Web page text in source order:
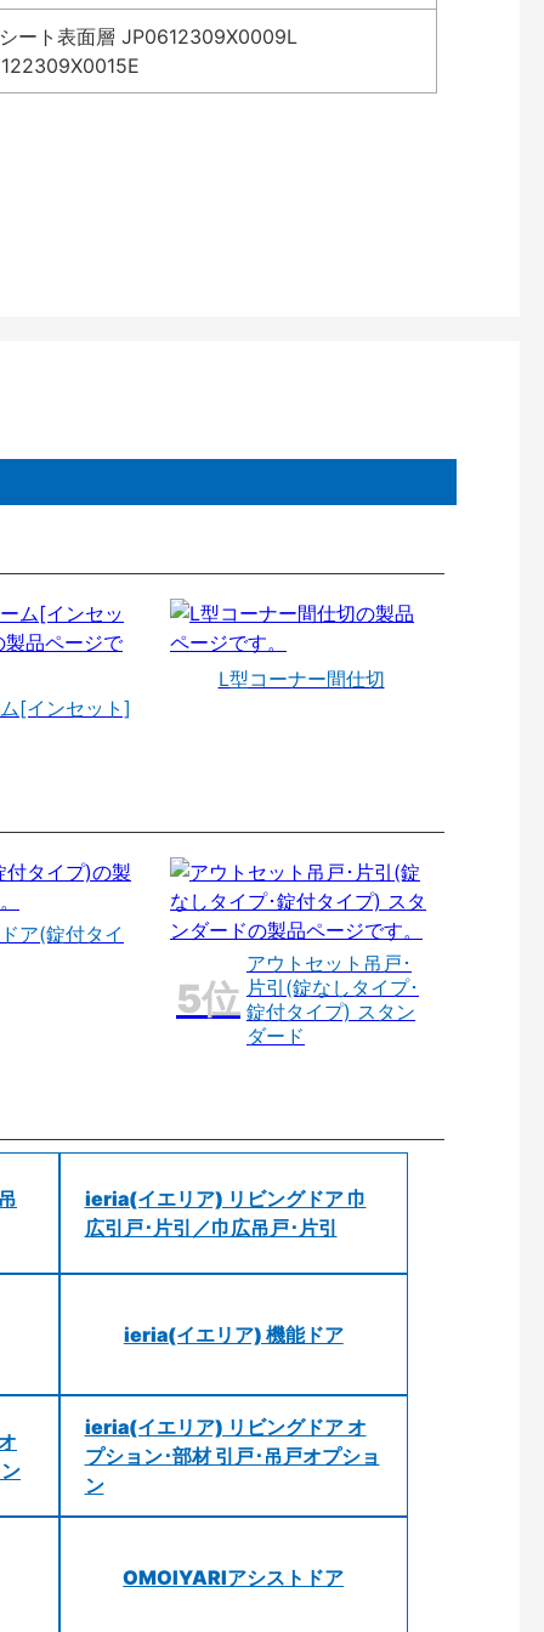
ート表面層 JP0612309X0009L
[インセット]
L型コーナー間仕切
ア(錠付タイ
アウトセット吊戸･
片引(錠なしタイプ･
錠付タイプ) スタン
ダード
ieria(イエリア) リビングドア 巾
広引戸･片引／巾広吊戸･片引
ieria(イエリア) 機能ドア
ieria(イエリア) リビングドア オ
プション･部材 引戸･吊戸オプショ
ン
OMOIYARIアシストドア